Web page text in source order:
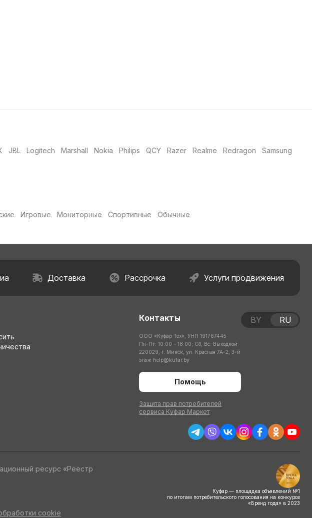
JBL Logitech Marshall Nokia Philips QCY Razer Realme Redragon
Samsung
Игровые Мониторные Спортивные Обычные
Доставка Рассрочка Услуги продвижения
Контакты
ООО «Куфар Тех», УНП 191767445
Пн-Пт: 10:00 – 18:00; Сб, Вс: Выходной
220029, г. Минск, ул. Красная 7А-2, 3-й
этаж help@kufar.by
Помощь
Защита прав потребителей
сервиса Куфар Маркет
BY RU
ресурс «Реестр
cookie
Куфар — площадка объявлений №1
по итогам потребительского голосования на конкурсе
«Бренд года» в 2023